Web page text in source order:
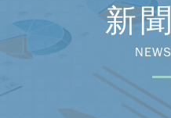
新